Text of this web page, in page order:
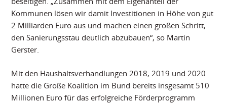
Kommunen lösen wir damit Investitionen in Höhe von gut
2 Milliarden Euro aus und machen einen großen Schritt,
den Sanierungsstau deutlich abzubauen“, so Martin
Gerster.
Mit den Haushaltsverhandlungen 2018, 2019 und 2020
hatte die Große Koalition im Bund bereits insgesamt 510
Millionen Euro für das erfolgreiche Förderprogramm